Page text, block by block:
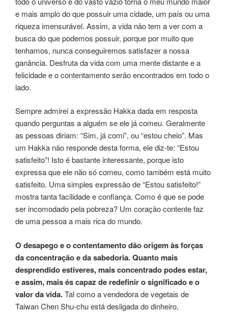
e mais amplo do que possuir uma cidade, um país ou uma
riqueza imensurável. Assim, a vida não tem a ver com a
busca do que podemos possuir, porque por muito que
tenhamos, nunca conseguiremos satisfazer a nossa
ganância. Desfruta da vida com uma mente distante e a
felicidade e o contentamento serão encontrados em todo o
lado.
Sempre admirei a expressão Hakka dada em resposta
quando perguntas a alguém se ele já comeu. Geralmente
as pessoas diriam: “Sim, já comi”, ou “estou cheio”. Mas
um Hakka não responde desta forma, ele diz-te: “Estou
satisfeito”! Isto é bastante interessante, porque isto
expressa que ele não só comeu, como também está muito
satisfeito. Uma simples expressão de “Estou satisfeito!”
mostra tanta facilidade e confiança. Como é que se pode
ser incomodado pela pobreza? Um coração contente faz
de uma pessoa a mais rica do mundo.
O desapego e o contentamento dão origem às forças
da concentração e da sabedoria. Quanto mais
desprendido estiveres, mais concentrado podes estar,
e assim, mais és capaz de redefinir o significado e o
valor da vida.Tal como a vendedora de vegetais de
Taiwan Chen Shu-chu está desligada do dinheiro,